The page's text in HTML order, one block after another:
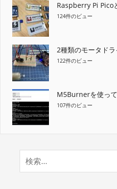
Raspberry Pi Pico
124件のビュー
2種類のモータド
122件のビュー
M5Burnerを使っ
107件のビュー